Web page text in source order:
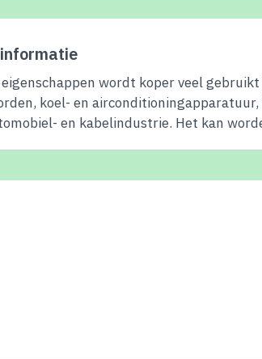
wordt koper veel
koel- en
en kabelindustrie. Het kan